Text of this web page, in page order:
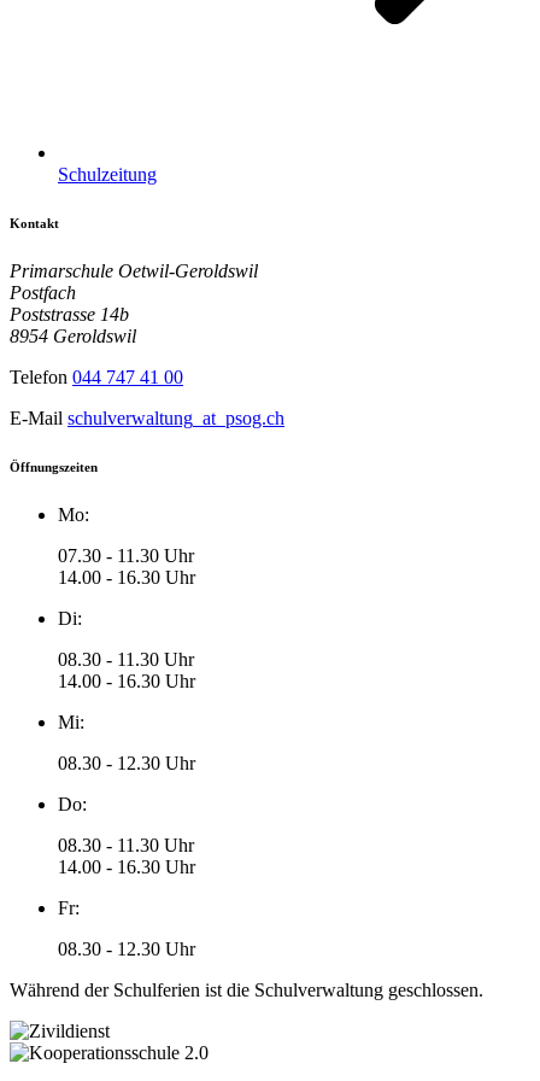
Schulzeitung
Kontakt
Primarschule Oetwil-Geroldswil
Postfach
Poststrasse 14b
8954 Geroldswil
Telefon 044 747 41 00
E-Mail schulverwaltung _at_ psog.ch
Öffnungszeiten
Mo:
07.30 - 11.30 Uhr
14.00 - 16.30 Uhr
Di:
08.30 - 11.30 Uhr
14.00 - 16.30 Uhr
Mi:
08.30 - 12.30 Uhr
Do:
08.30 - 11.30 Uhr
14.00 - 16.30 Uhr
Fr:
08.30 - 12.30 Uhr
Während der Schulferien ist die Schulverwaltung geschlossen.